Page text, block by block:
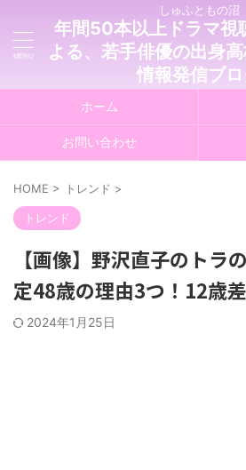
しゅふともの沼
年間50本以上ドラマ視
よる、若手俳優の出身
情報発信ブ
ホーム
お問い合わせ
HOME > トレンド >
トレンド
【画像】野沢直子のトラ
定48歳の理由3つ！12歳
2024年1月25日